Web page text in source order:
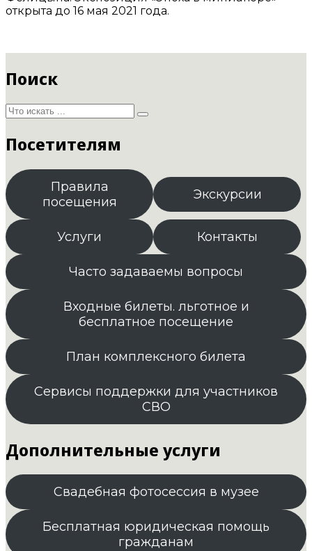
открыта до 16 мая 2021 года.
Поиск
Посетителям
Правила
посещения
Экскурсии
Услуги Контакты
Часто задаваемы вопросы
Входные билеты. льготное и
бесплатное посещение
План комплексного билета
Сервисы поддержки для участников
СВО
Дополнительные услуги
Свадебная фотосессия в музее
Бесплатная юридическая помощь
гражданам